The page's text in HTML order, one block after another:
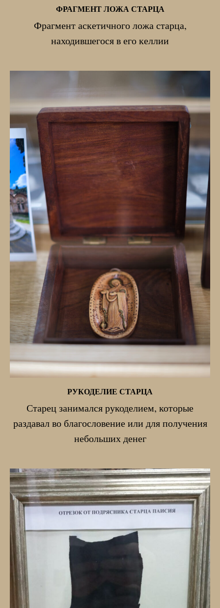
ФРАГМЕНТ ЛОЖА СТАРЦА
Фрагмент аскетичного ложа старца,
находившегося в его келлии
РУКОДЕЛИЕ СТАРЦА
Старец занимался рукоделием, которые
раздавал во благословение или для получения
небольших денег